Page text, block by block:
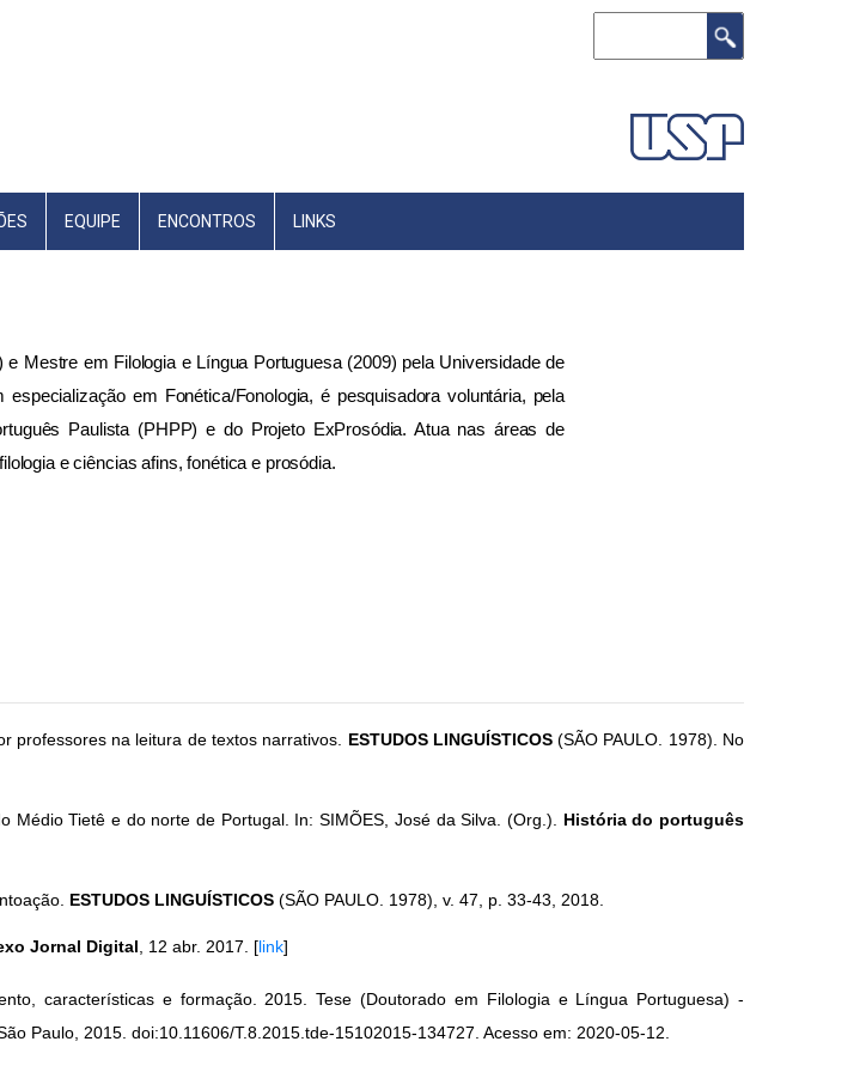
EQUIPE ENCONTROS LINKS
e Mestre em Filologia e Língua Portuguesa (2009) pela Universidade de
especialização em Fonética/Fonologia, é pesquisadora voluntária, pela
Paulista (PHPP) e do Projeto ExProsódia. Atua nas áreas de
e ciências afins, fonética e prosódia.
professores na leitura de textos narrativos. ESTUDOS LINGUÍSTICOS(SÃO PAULO. 1978). No
Médio Tietê e do norte de Portugal. In: SIMÕES, José da Silva. (Org.). História do português
ESTUDOS LINGUÍSTICOS (SÃO PAULO. 1978), v. 47, p. 33-43, 2018.
Jornal Digital , 12 abr. 2017. [link]
características e formação. 2015. Tese (Doutorado em Filologia e Língua Portuguesa) -
Paulo, 2015. doi:10.11606/T.8.2015.tde-15102015-134727. Acesso em: 2020-05-12.